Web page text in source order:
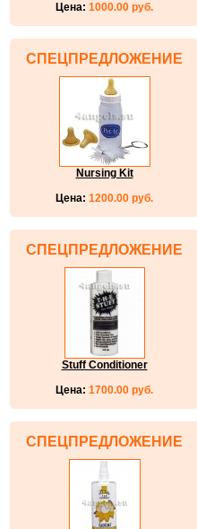
Цена: 1000.00 руб.
СПЕЦПРЕДЛОЖЕНИЕ
Nursing Kit
Цена: 1200.00 руб.
СПЕЦПРЕДЛОЖЕНИЕ
Stuff Conditioner
Цена: 1700.00 руб.
СПЕЦПРЕДЛОЖЕНИЕ